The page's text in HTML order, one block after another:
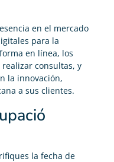
en el mercado
para la
en línea, los
consultas, y
la innovación,
a sus clientes.
la fecha de